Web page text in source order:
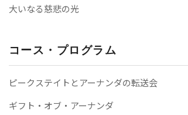
大いなる慈悲の光
コース・プログラム
ピークステイトとアーナンダの転送会
ギフト・オブ・アーナンダ